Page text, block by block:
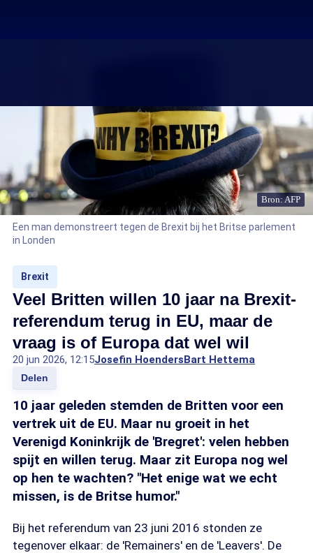
Bron: AFP
Een man demonstreert tegen de Brexit bij het Britse parlement
in Londen
Brexit
Veel Britten willen 10 jaar na Brexit-
referendum terug in EU, maar de
vraag is of Europa dat wel wil
20 jun 2026, 12:15Josefin HoendersBart Hettema
Delen
10 jaar geleden stemden de Britten voor een
vertrek uit de EU. Maar nu groeit in het
Verenigd Koninkrijk de 'Bregret': velen hebben
spijt en willen terug. Maar zit Europa nog wel
op hen te wachten? "Het enige wat we echt
missen, is de Britse humor."
Bij het referendum van 23 juni 2016 stonden ze
tegenover elkaar: de 'Remainers' en de 'Leavers'. De